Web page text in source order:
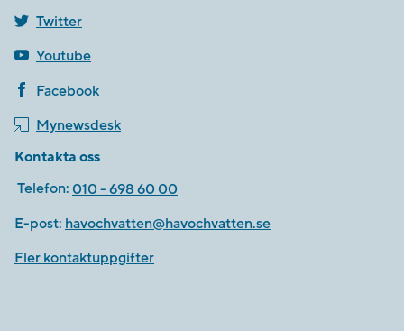
Twitter
Youtube
Facebook
Mynewsdesk
Kontakta oss
Telefon: 010 - 698 60 00
E-post: havochvatten@havochvatten.se
Fler kontaktuppgifter